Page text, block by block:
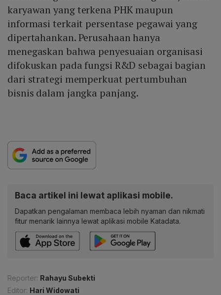
karyawan yang terkena PHK maupun
informasi terkait persentase pegawai yang
dipertahankan. Perusahaan hanya
menegaskan bahwa penyesuaian organisasi
difokuskan pada fungsi R&D sebagai bagian
dari strategi memperkuat pertumbuhan
bisnis dalam jangka panjang.
Baca artikel ini lewat aplikasi mobile.
Dapatkan pengalaman membaca lebih nyaman dan nikmati
fitur menarik lainnya lewat aplikasi mobile Katadata.
Reporter: Rahayu Subekti
Editor: Hari Widowati